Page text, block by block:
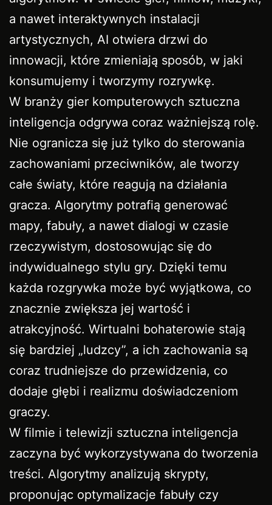
a nawet interaktywnych instalacji
artystycznych, AI otwiera drzwi do
innowacji, które zmieniają sposób, w jaki
konsumujemy i tworzymy rozrywkę.
W branży gier komputerowych sztuczna
inteligencja odgrywa coraz ważniejszą rolę.
Nie ogranicza się już tylko do sterowania
zachowaniami przeciwników, ale tworzy
całe światy, które reagują na działania
gracza. Algorytmy potrafią generować
mapy, fabuły, a nawet dialogi w czasie
rzeczywistym, dostosowując się do
indywidualnego stylu gry. Dzięki temu
każda rozgrywka może być wyjątkowa, co
znacznie zwiększa jej wartość i
atrakcyjność. Wirtualni bohaterowie stają
się bardziej „ludzcy”, a ich zachowania są
coraz trudniejsze do przewidzenia, co
dodaje głębi i realizmu doświadczeniom
graczy.
W filmie i telewizji sztuczna inteligencja
zaczyna być wykorzystywana do tworzenia
treści. Algorytmy analizują skrypty,
proponując optymalizacje fabuły czy